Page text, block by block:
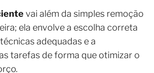
vai além da simples remoção
ela envolve a escolha correta
adequadas e a
tarefas de forma que otimizar o